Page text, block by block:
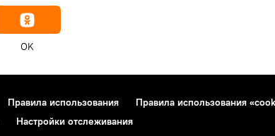
OK
Правила использования
Правила использования
Настройки отслеживания